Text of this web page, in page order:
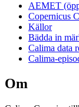
AEMET
Copernicus
Källor
Bädda in
Calima data
Calima-
Om